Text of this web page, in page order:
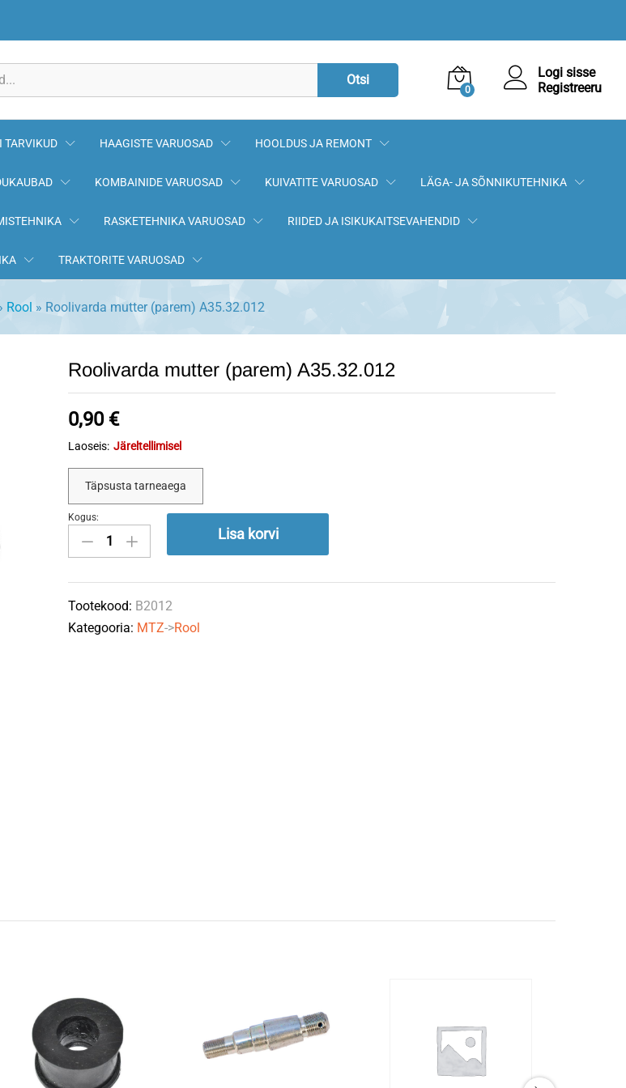
Otsi
0
Logi sisse
Registreeru
TARVIKUD HAAGISTE VARUOSAD HOOLDUS JA REMONT
KOMBAINIDE VARUOSAD KUIVATITE VARUOSAD LÄGA- JA SÕNNIKUTEHNIKA
RASKETEHNIKA VARUOSAD RIIDED JA ISIKUKAITSEVAHENDID
TRAKTORITE VARUOSAD
Rool » Roolivarda mutter (parem) A35.32.012
Roolivarda mutter (parem) A35.32.012
0,90 €
Laoseis: Järeltellimisel
Täpsusta tarneaega
Roolivarda
mutter
A35.32.012
quantity
Kogus:
Lisa korvi
Tootekood: B2012
Kategooria: MTZ->Rool